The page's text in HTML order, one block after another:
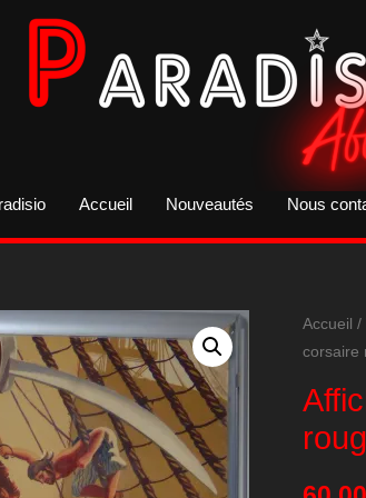
Accueil Nouveautés Nous
Accueil /
corsaire